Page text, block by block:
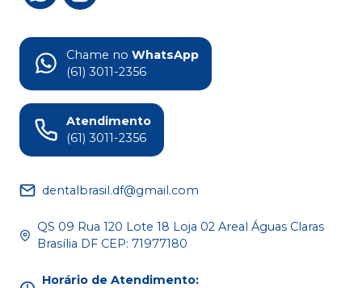
Chame no WhatsApp
(61) 3011-2356
Atendimento
(61) 3011-2356
dentalbrasil.df@gmail.com
QS 09 Rua 120 Lote 18 Loja 02 Areal Águas Claras
Brasília DF CEP: 71977180
Horário de Atendimento: